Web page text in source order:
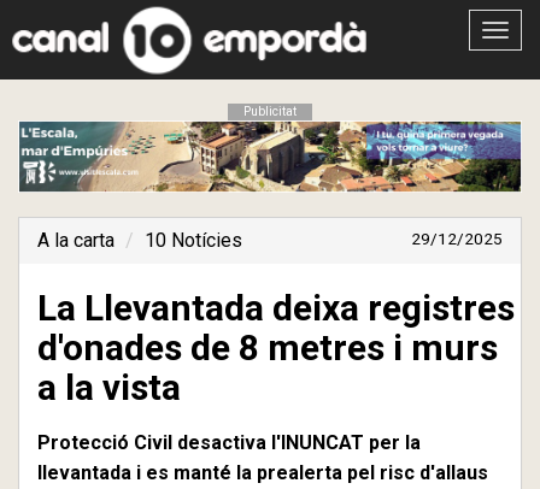
Obrir
Publicitat
A la carta 10 Notícies 29/12/2025
La Llevantada deixa registres
d'onades de 8 metres i murs
a la vista
Protecció Civil desactiva l'INUNCAT per la
llevantada i es manté la prealerta pel risc d'allaus